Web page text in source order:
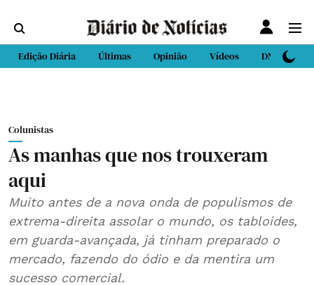
Edição Diária Últimas Opinião Vídeos DN Sport
Colunistas
As manhas que nos trouxeram
aqui
Muito antes de a nova onda de populismos de
extrema-direita assolar o mundo, os tabloides,
em guarda-avançada, já tinham preparado o
mercado, fazendo do ódio e da mentira um
sucesso comercial.